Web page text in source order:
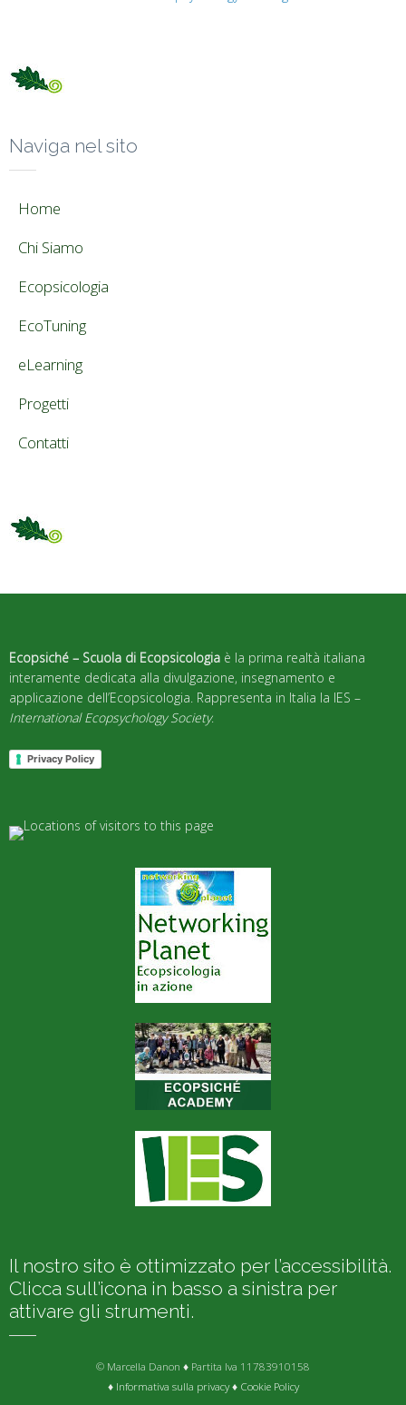
Naviga nel sito
Home
Chi Siamo
Ecopsicologia
EcoTuning
eLearning
Progetti
Contatti
Ecopsiché – Scuola di Ecopsicologia è la prima realtà italiana
interamente dedicata alla divulgazione, insegnamento e
applicazione dell’Ecopsicologia. Rappresenta in Italia la IES –
International Ecopsychology Society.
Privacy Policy
Il nostro sito è ottimizzato per l’accessibilità.
Clicca sull’icona in basso a sinistra per
attivare gli strumenti.
© Marcella Danon ♦ Partita Iva 11783910158
♦ Informativa sulla privacy♦ Cookie Policy